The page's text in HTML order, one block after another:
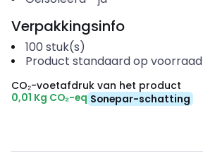
Verpakkingsinfo
100 stuk(s)
Product standaard op voorraad
CO₂-voetafdruk van het product
0,01 Kg CO₂-eq Sonepar-schatting